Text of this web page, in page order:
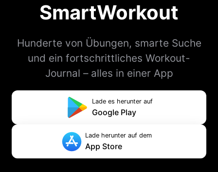
SmartWorkout
Hunderte von Übungen, smarte Suche
und ein fortschrittliches Workout-
Journal – alles in einer App
Lade es herunter auf
Google Play
Lade herunter auf dem
App Store